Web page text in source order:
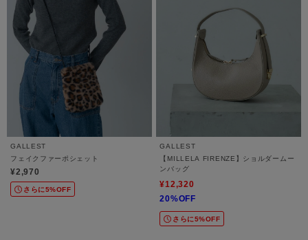
GALLEST
フェイクファーポシェット
¥2,970
さらに5%OFF
GALLEST
【MILLELA FIRENZE】ショルダームー
ンバッグ
¥12,320
20%OFF
さらに5%OFF